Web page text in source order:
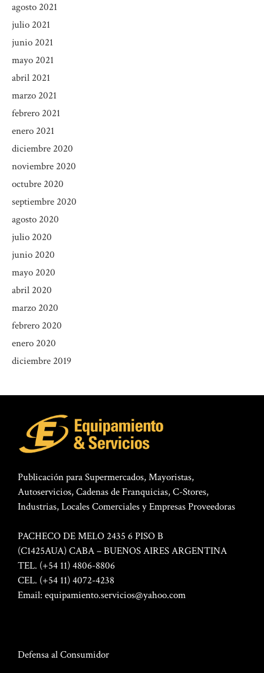
agosto 2021
julio 2021
junio 2021
mayo 2021
abril 2021
marzo 2021
febrero 2021
enero 2021
diciembre 2020
noviembre 2020
octubre 2020
septiembre 2020
agosto 2020
julio 2020
junio 2020
mayo 2020
abril 2020
marzo 2020
febrero 2020
enero 2020
diciembre 2019
Publicación para Supermercados, Mayoristas,
Autoservicios, Cadenas de Franquicias, C-Stores,
Industrias, Locales Comerciales y Empresas Proveedoras
PACHECO DE MELO 2435 6 PISO B
(C1425AUA) CABA – BUENOS AIRES ARGENTINA
TEL. (+54 11) 4806-8806
CEL. (+54 11) 4072-4238
Email: equipamiento.servicios@yahoo.com
Defensa al Consumidor